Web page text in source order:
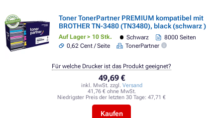
Toner TonerPartner PREMIUM kompatibel mit
BROTHER TN-3480 (TN3480), black (schwarz )
Auf Lager > 10 Stk. Schwarz
8000 Seiten
0,62 Cent / Seite
TonerPartner
49,69 €
inkl. MwSt. zzgl. Versand
41,76 € ohne MwSt.
Niedrigster Preis der letzten 30 Tage: 47,71 €
Kaufen
Für welche Drucker ist das Produkt geeignet?